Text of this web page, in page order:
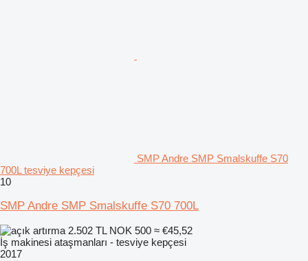
SMP Andre SMP Smalskuffe S70
700L tesviye kepçesi
10
SMP Andre SMP Smalskuffe S70 700L
2.502 TL NOK 500 ≈ €45,52
İş makinesi ataşmanları - tesviye kepçesi
2017